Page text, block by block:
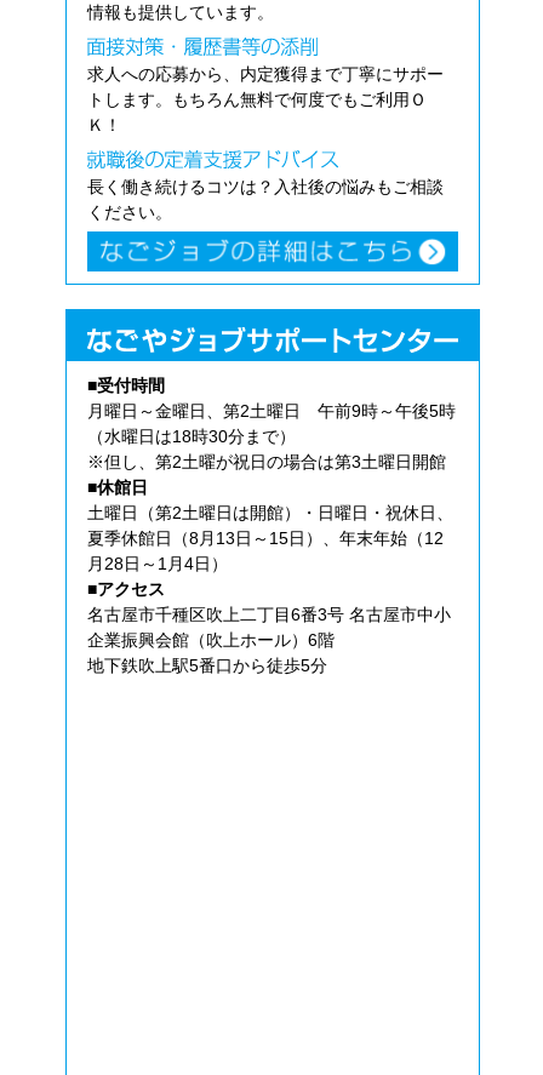
情報も提供しています。
求人への応募から、内定獲得まで丁寧にサポー
トします。もちろん無料で何度でもご利用Ｏ
Ｋ！
長く働き続けるコツは？入社後の悩みもご相談
ください。
■受付時間
月曜日～金曜日、第2土曜日 午前9時～午後5時
（水曜日は18時30分まで）
※但し、第2土曜が祝日の場合は第3土曜日開館
■休館日
土曜日（第2土曜日は開館）・日曜日・祝休日、
夏季休館日（8月13日～15日）、年末年始（12
月28日～1月4日）
■アクセス
名古屋市千種区吹上二丁目6番3号 名古屋市中小
企業振興会館（吹上ホール）6階
地下鉄吹上駅5番口から徒歩5分